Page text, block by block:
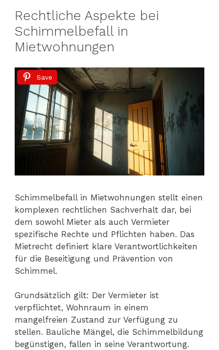
Rechtliche Aspekte bei
Schimmelbefall in
Mietwohnungen
Save
Schimmelbefall in Mietwohnungen stellt einen
komplexen rechtlichen Sachverhalt dar, bei
dem sowohl Mieter als auch Vermieter
spezifische Rechte und Pflichten haben. Das
Mietrecht definiert klare Verantwortlichkeiten
für die Beseitigung und Prävention von
Schimmel.
Grundsätzlich gilt: Der Vermieter ist
verpflichtet, Wohnraum in einem
mangelfreien Zustand zur Verfügung zu
stellen. Bauliche Mängel, die Schimmelbildung
begünstigen, fallen in seine Verantwortung.